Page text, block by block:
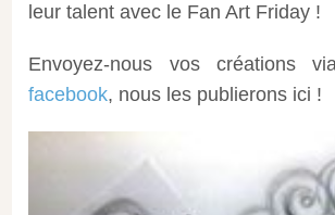
leur talent avec le Fan Art Friday !
Envoyez-nous vos créations
facebook, nous les publierons ici !